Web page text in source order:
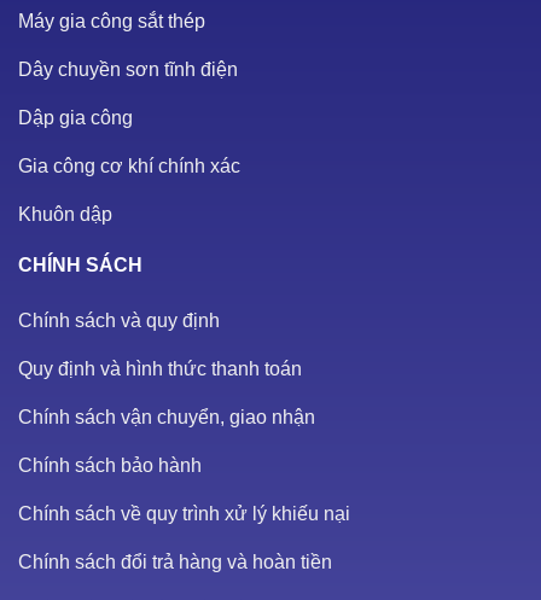
Máy gia công sắt thép
Dây chuyền sơn tĩnh điện
Dập gia công
Gia công cơ khí chính xác
Khuôn dập
CHÍNH SÁCH
Chính sách và quy định
Quy định và hình thức thanh toán
Chính sách vận chuyển, giao nhận
Chính sách bảo hành
Chính sách về quy trình xử lý khiếu nại
Chính sách đổi trả hàng và hoàn tiền